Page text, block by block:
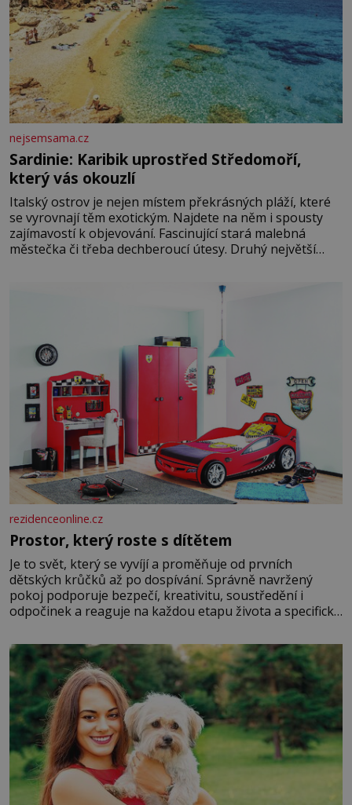
nejsemsama.cz
Sardinie: Karibik uprostřed Středomoří,
který vás okouzlí
Italský ostrov je nejen místem překrásných pláží, které
se vyrovnají těm exotickým. Najdete na něm i spousty
zajímavostí k objevování. Fascinující stará malebná
městečka či třeba dechberoucí útesy. Druhý největší
bohatou historií i luxusem.Zjistěte,
rezidenceonline.cz
Prostor, který roste s dítětem
Je to svět, který se vyvíjí a proměňuje od prvních
dětských krůčků až po dospívání. Správně navržený
pokoj podporuje bezpečí, kreativitu, soustředění i
odpočinek a reaguje na každou etapu života a specifické
měkkost a bezpečí, proto by pokoj miminka měl působit
především klidně a útulně. Předškolní věk je